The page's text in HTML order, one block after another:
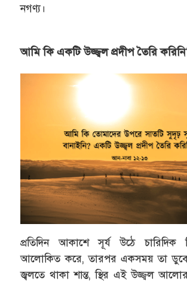
নগণ্য।
আমি কি একটি উজ্জ্বল প্রদীপ তৈরি
প্রতিদিন আকাশে সূর্য উঠে
আলোকিত করে, তারপর একসময় তা
জ্বলতে থাকা শান্ত, স্থির এই উজ্জ্বল